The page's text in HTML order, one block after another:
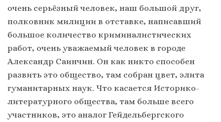
очень серьёзный человек, наш большой друг,
полковник милиции в отставке, написавший
большое количество криминалистических
работ, очень уважаемый человек в городе
Александр Саинчин. Он как никто способен
развить это общество, там собран цвет, элита
гуманитарных наук. Что касается Историко-
литературного общества, там больше всего
участников, это аналог Гейдельбергского